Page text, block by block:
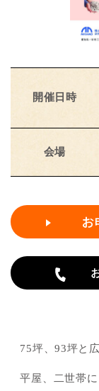
開催日時
会場
お
75坪、93坪と
平屋、二世帯に